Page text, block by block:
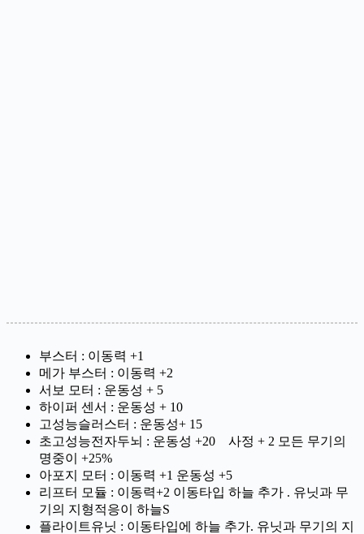
부스터 : 이동력 +1
메가 부스터 : 이동력 +2
서보 모터 : 운동성 + 5
하이퍼 센서 : 운동성 + 10
고성능슬러스터 : 운동성+ 15
초고성능전자두뇌 : 운동성 +20 사정 + 2 모든 무기의
명중이 +25%
아포지 모터 : 이동력 +1 운동성 +5
리프터 모듈 : 이동력+2 이동타입 하늘 추가 . 유닛과 무
기의 지형적응이 하늘S
플라이트유닛 : 이동타입에 하늘 추가. 유닛과 무기의 지